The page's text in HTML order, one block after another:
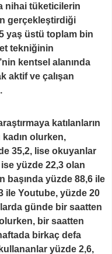
nihai tüketicilerin
gerçekleştirdiği
yaş üstü toplam bin
tekniğinin
kentsel alanında
aktif ve çalışan
katılanların
kadın olurken,
35,2, lise okuyanlar
yüzde 22,3 olan
başında yüzde 88,6 ile
ile Youtube, yüzde 20
günde bir saatten
bir saatten
birkaç defa
yüzde 2,6,